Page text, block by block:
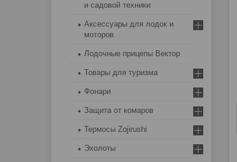
и садовой техники
Аксессуары для лодок и
моторов
Лодочные прицепы Вектор
Товары для туризма
Фонари
Защита от комаров
Термосы Zojirushi
Эхолоты